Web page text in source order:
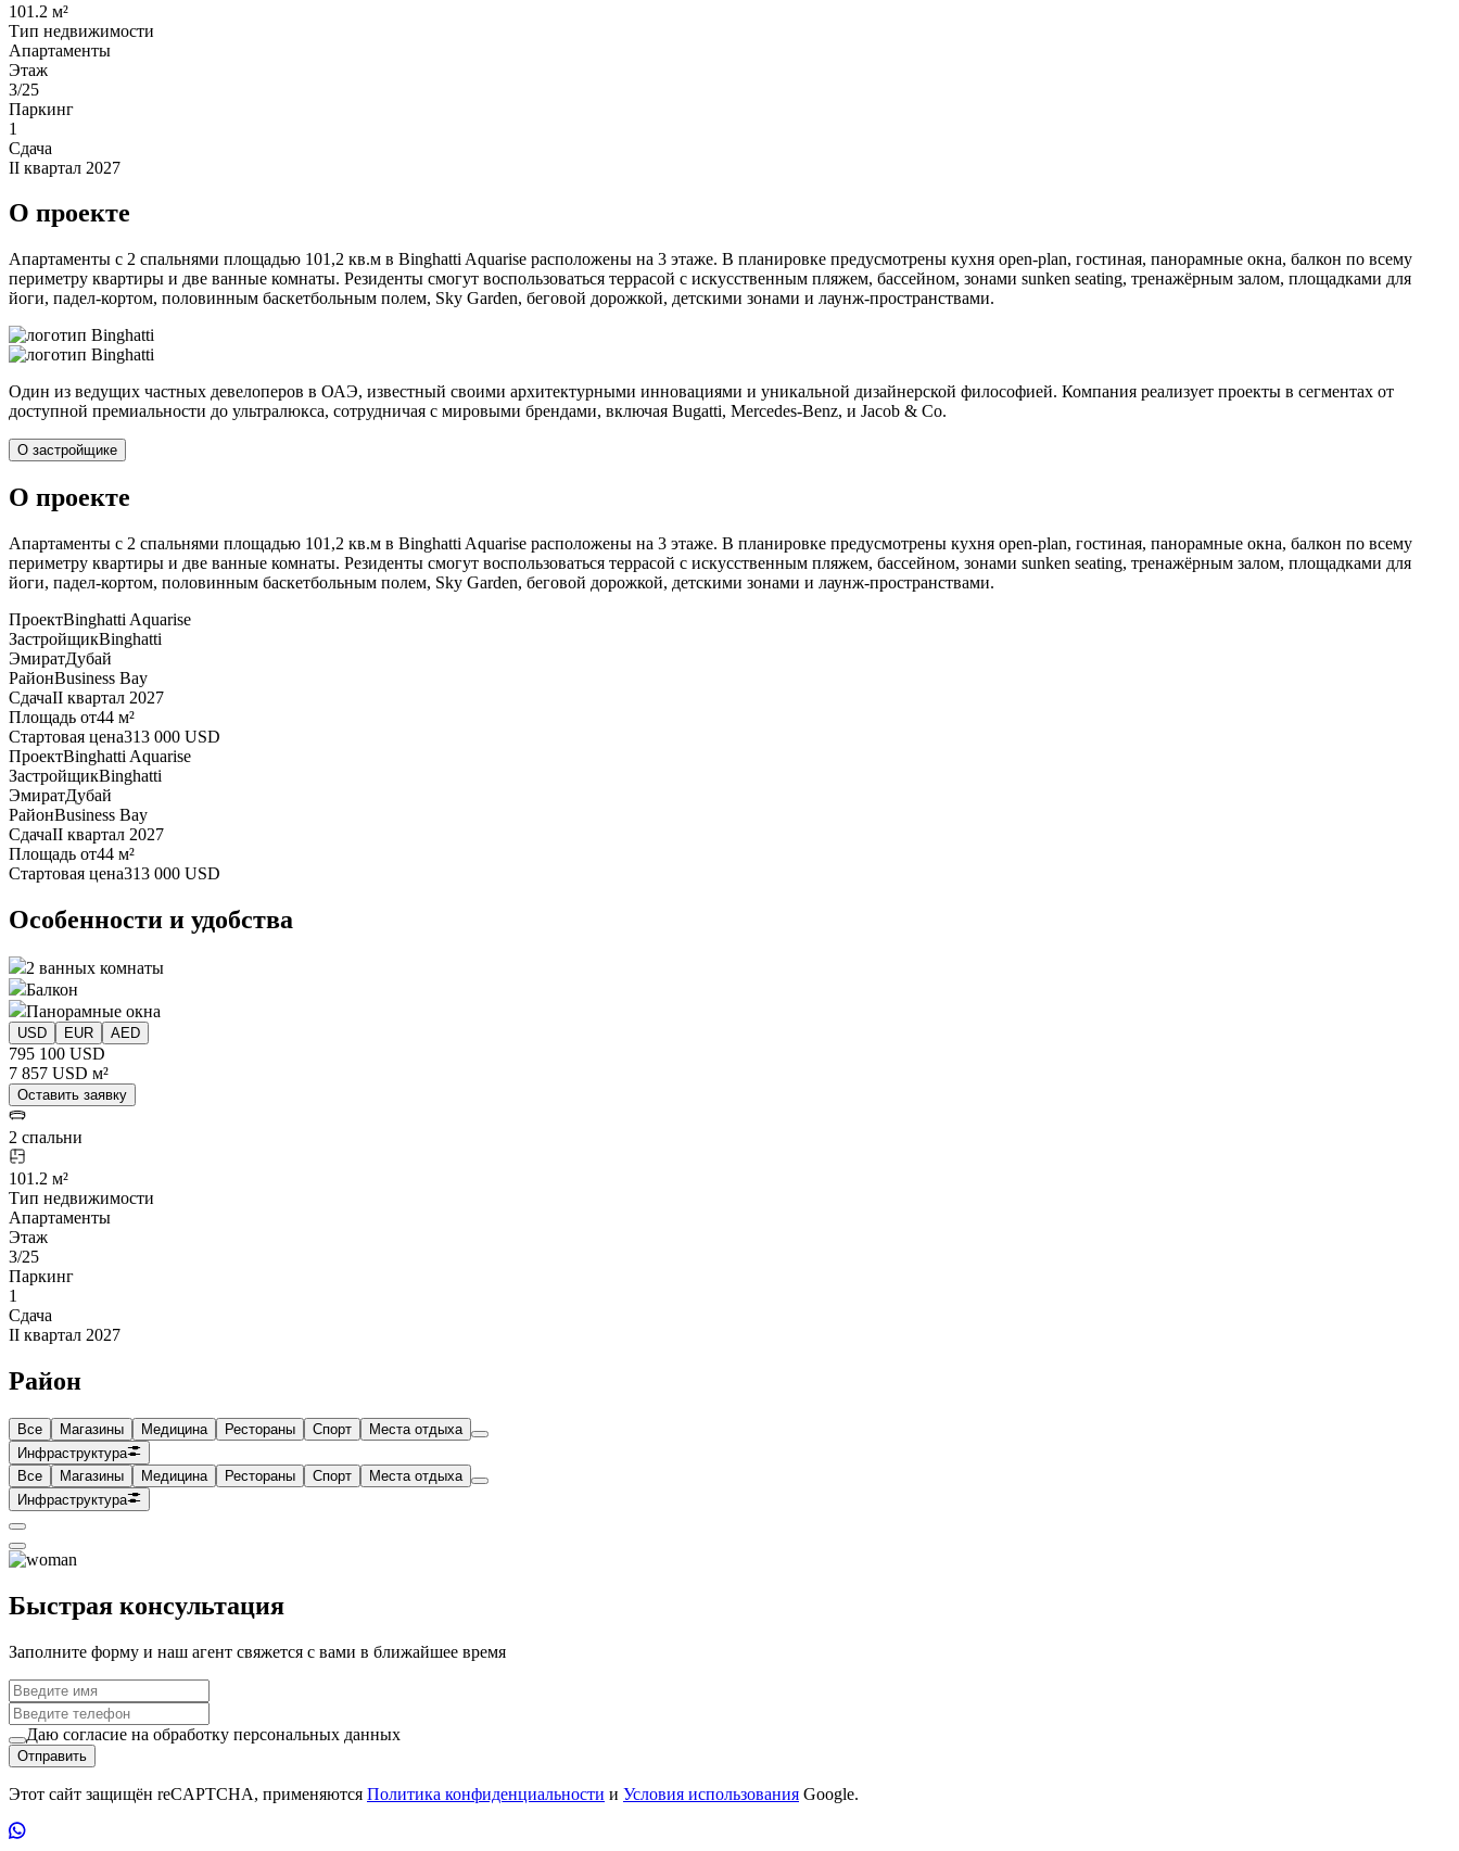
101.2 м²
Тип недвижимости
Апартаменты
Этаж
3/25
Паркинг
1
Сдача
II квартал 2027
О проекте
Апартаменты с 2 спальнями площадью 101,2 кв.м в Binghatti Aquarise расположены на 3 этаже. В планировке предусмотрены кухня open-plan, гостиная, панорамные окна, балкон по всему
периметру квартиры и две ванные комнаты. Резиденты смогут воспользоваться террасой с искусственным пляжем, бассейном, зонами sunken seating, тренажёрным залом, площадками для
йоги, падел-кортом, половинным баскетбольным полем, Sky Garden, беговой дорожкой, детскими зонами и лаунж-пространствами.
Один из ведущих частных девелоперов в ОАЭ, известный своими архитектурными инновациями и уникальной дизайнерской философией. Компания реализует проекты в сегментах от
доступной премиальности до ультралюкса, сотрудничая с мировыми брендами, включая Bugatti, Mercedes-Benz, и Jacob & Co.
О застройщике
О проекте
Апартаменты с 2 спальнями площадью 101,2 кв.м в Binghatti Aquarise расположены на 3 этаже. В планировке предусмотрены кухня open-plan, гостиная, панорамные окна, балкон по всему
периметру квартиры и две ванные комнаты. Резиденты смогут воспользоваться террасой с искусственным пляжем, бассейном, зонами sunken seating, тренажёрным залом, площадками для
йоги, падел-кортом, половинным баскетбольным полем, Sky Garden, беговой дорожкой, детскими зонами и лаунж-пространствами.
ПроектBinghatti Aquarise
ЗастройщикBinghatti
ЭмиратДубай
РайонBusiness Bay
СдачаII квартал 2027
Площадь от44 м²
Стартовая цена313 000 USD
ПроектBinghatti Aquarise
ЗастройщикBinghatti
ЭмиратДубай
РайонBusiness Bay
СдачаII квартал 2027
Площадь от44 м²
Стартовая цена313 000 USD
Особенности и удобства
2 ванных комнаты
Балкон
Панорамные окна
USD EUR AED
795 100 USD
7 857 USD м²
Оставить заявку
2 спальни
101.2 м²
Тип недвижимости
Апартаменты
Этаж
3/25
Паркинг
1
Сдача
II квартал 2027
Район
Все Магазины Медицина Рестораны Спорт
Места отдыха
Инфраструктура
Все
Магазины Медицина Рестораны Спорт
Места отдыха
Инфраструктура
Быстрая консультация
Заполните форму и наш агент свяжется с вами в ближайшее время
Даю согласие на обработку персональных данных
Отправить
Этот сайт защищён reCAPTCHA, применяются Политика конфиденциальности и Условия использования Google.